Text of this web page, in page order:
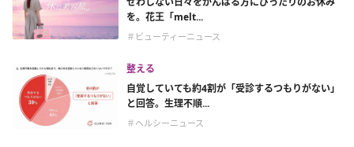
を。花王「melt...
＃ビューティーニュース
整える
自覚していても約4割が「受診するつもりがない」
と回答。生理不順...
＃ヘルシーニュース